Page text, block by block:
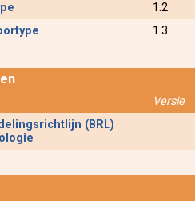
1.2
1.3
Versie
(BRL)